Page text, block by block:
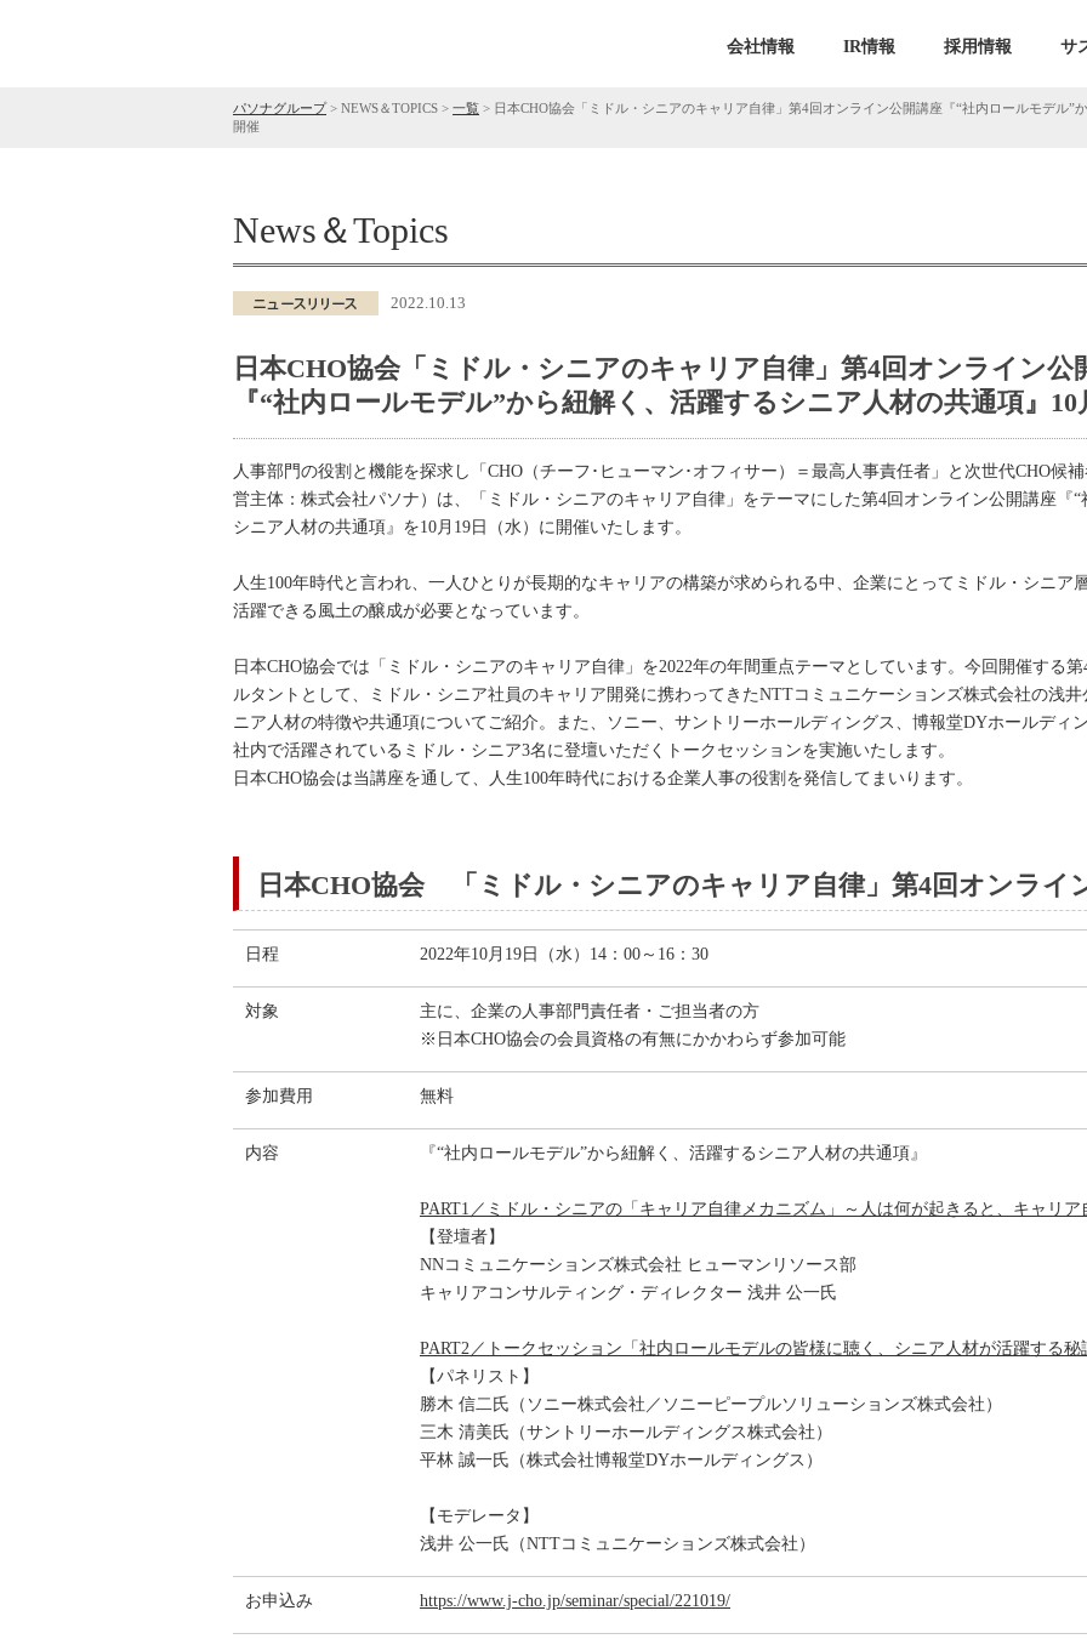
会社情報 IR情報 採用情報 サ
パソナグループ> NEWS＆TOPICS > 一覧 > 日本CHO協会「ミドル・シニアのキャリア自律」第4回オンライン公開講座『“社内ロールモデル”
開催
News＆Topics
2022.10.13
日本CHO協会「ミドル・シニアのキャリア自律」第4回オンライン公
『“社内ロールモデル”から紐解く、活躍するシニア人材の共通項』10
人事部門の役割と機能を探求し「CHO（チーフ･ヒューマン･オフィサー）＝最高人事責任者」と次世代CHO候
営主体：株式会社パソナ）は、「ミドル・シニアのキャリア自律」をテーマにした第4回オンライン公開講座『
シニア人材の共通項』を10月19日（水）に開催いたします。
人生100年時代と言われ、一人ひとりが長期的なキャリアの構築が求められる中、企業にとってミドル・シニア
活躍できる風土の醸成が必要となっています。
日本CHO協会では「ミドル・シニアのキャリア自律」を2022年の年間重点テーマとしています。今回開催する
ルタントとして、ミドル・シニア社員のキャリア開発に携わってきたNTTコミュニケーションズ株式会社の浅
ニア人材の特徴や共通項についてご紹介。また、ソニー、サントリーホールディングス、博報堂DYホールディ
社内で活躍されているミドル・シニア3名に登壇いただくトークセッションを実施いたします。
日本CHO協会は当講座を通して、人生100年時代における企業人事の役割を発信してまいります。
日本CHO協会 「ミドル・シニアのキャリア自律」第4回オンラ
日程 2022年10月19日（水）14：00～16：30
対象
主に、企業の人事部門責任者・ご担当者の方
※日本CHO協会の会員資格の有無にかかわらず参加可能
参加費用 無料
内容 『“社内ロールモデル”から紐解く、活躍するシニア人材の共通項』
PART1／ミドル・シニアの「キャリア自律メカニズム」～人は何が起きると、キャリア
【登壇者】
NNコミュニケーションズ株式会社 ヒューマンリソース部
キャリアコンサルティング・ディレクター 浅井 公一氏
PART2／トークセッション「社内ロールモデルの皆様に聴く、シニア人材が活躍する秘
【パネリスト】
勝木 信二氏（ソニー株式会社／ソニーピープルソリューションズ株式会社）
三木 清美氏（サントリーホールディングス株式会社）
平林 誠一氏（株式会社博報堂DYホールディングス）
【モデレータ】
浅井 公一氏（NTTコミュニケーションズ株式会社）
お申込み https://www.j-cho.jp/seminar/special/221019/